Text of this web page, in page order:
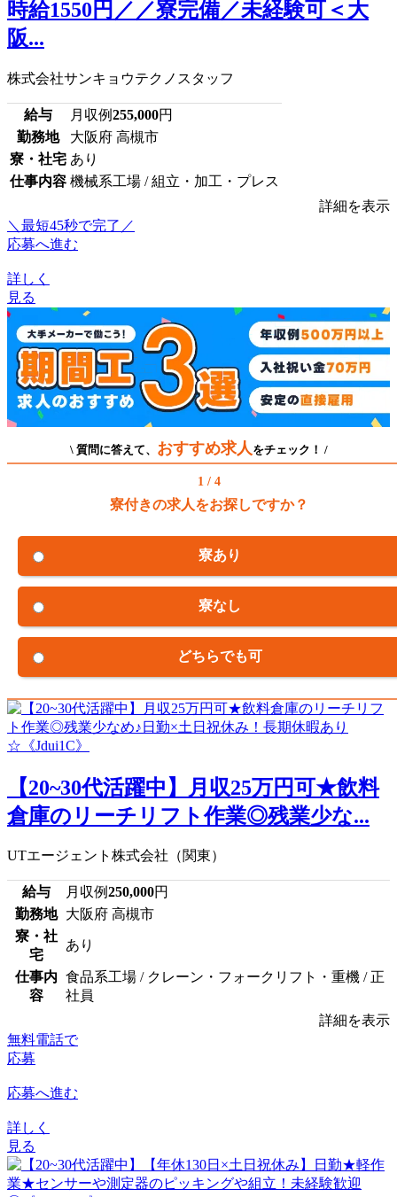
時給1550円／／寮完備／未経験可＜大
阪...
株式会社サンキョウテクノスタッフ
給与 月収例255,000円
勤務地
大阪府 高槻市
寮・社宅 あり
仕事内容 機械系工場 / 組立・加工・プレス
詳細を表示
＼最短45秒で完了／
応募へ進む
詳しく
見る
\ 質問に答えて、 おすすめ求人 をチェック！ /
1 / 4
寮付きの求人をお探しですか？
寮あり
寮なし
どちらでも可
【20~30代活躍中】月収25万円可★飲料
倉庫のリーチリフト作業◎残業少な...
UTエージェント株式会社（関東）
給与 月収例250,000円
勤務地
大阪府 高槻市
寮・社
宅
あり
仕事内
容
食品系工場 / クレーン・フォークリフト・重機 / 正
社員
詳細を表示
無料電話で
応募
応募へ進む
詳しく
見る